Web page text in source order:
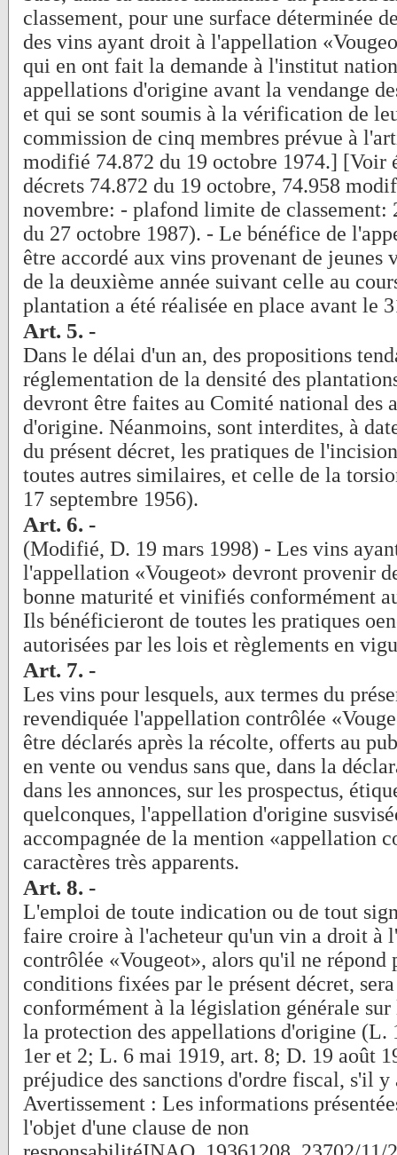
classement, pour une surface déterminée
des vins ayant droit à l'appellation
qui en ont fait la demande à l'institut
appellations d'origine avant la vendange
et qui se sont soumis à la vérification de
commission de cinq membres prévue à
modifié 74.872 du 19 octobre 1974.] [Voir
décrets 74.872 du 19 octobre, 74.958
novembre: - plafond limite de classement:
du 27 octobre 1987). - Le bénéfice de
être accordé aux vins provenant de jeunes
de la deuxième année suivant celle au
plantation a été réalisée en place avant le
Art. 5. -
Dans le délai d'un an, des propositions
réglementation de la densité des
devront être faites au Comité national des
d'origine. Néanmoins, sont interdites, à
du présent décret, les pratiques de
toutes autres similaires, et celle de la
17 septembre 1956).
Art. 6. -
(Modifié, D. 19 mars 1998) - Les vins
l'appellation «Vougeot» devront provenir
bonne maturité et vinifiés conformément
Ils bénéficieront de toutes les pratiques
autorisées par les lois et règlements en
Art. 7. -
Les vins pour lesquels, aux termes du
revendiquée l'appellation contrôlée
être déclarés après la récolte, offerts au
en vente ou vendus sans que, dans la
dans les annonces, sur les prospectus,
quelconques, l'appellation d'origine
accompagnée de la mention «appellation
caractères très apparents.
Art. 8. -
L'emploi de toute indication ou de tout
faire croire à l'acheteur qu'un vin a droit à
contrôlée «Vougeot», alors qu'il ne répond
conditions fixées par le présent décret,
conformément à la législation générale sur
la protection des appellations d'origine (L.
1er et 2; L. 6 mai 1919, art. 8; D. 19 août
préjudice des sanctions d'ordre fiscal, s'il y
Avertissement : Les informations
l'objet d'une clause de non